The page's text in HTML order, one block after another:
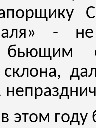
-
бьющим
склона,
этом году